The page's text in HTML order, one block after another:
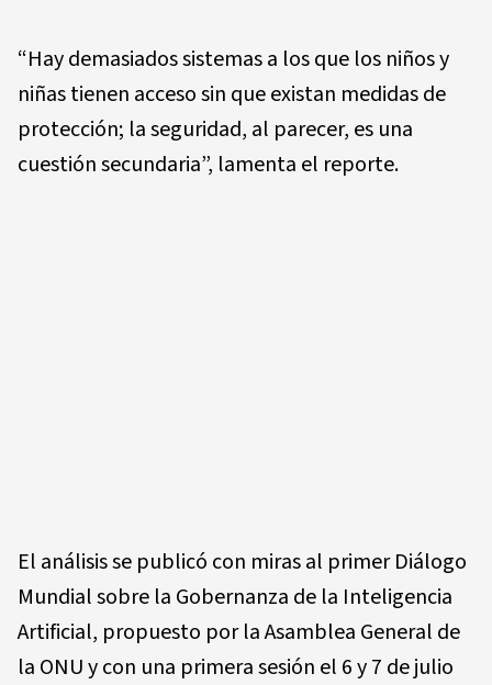
“Hay demasiados sistemas a los que los niños y
niñas tienen acceso sin que existan medidas de
protección; la seguridad, al parecer, es una
cuestión secundaria”, lamenta el reporte.
El análisis se publicó con miras al primer Diálogo
Mundial sobre la Gobernanza de la Inteligencia
Artificial, propuesto por la Asamblea General de
la ONU y con una primera sesión el 6 y 7 de julio